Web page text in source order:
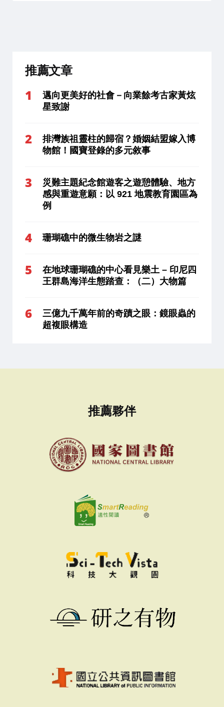
推薦文章
邁向更美好的社會－向業餘考古家黃炫
星致謝
排灣族祖靈柱的歸宿？婚姻結盟嫁入博
物館！國寶登錄的多元敘事
災難主題紀念館遊客之遊憩體驗、地方
感與重遊意願：以 921 地震教育園區為
例
珊瑚礁中的微生物岩之謎
在地球珊瑚礁的中心看見樂土 – 印尼四
王群島海洋生態踏查：（二）大物篇
三億九千萬年前的奇蹟之眼：鏡眼蟲的
超複眼構造
推薦夥伴